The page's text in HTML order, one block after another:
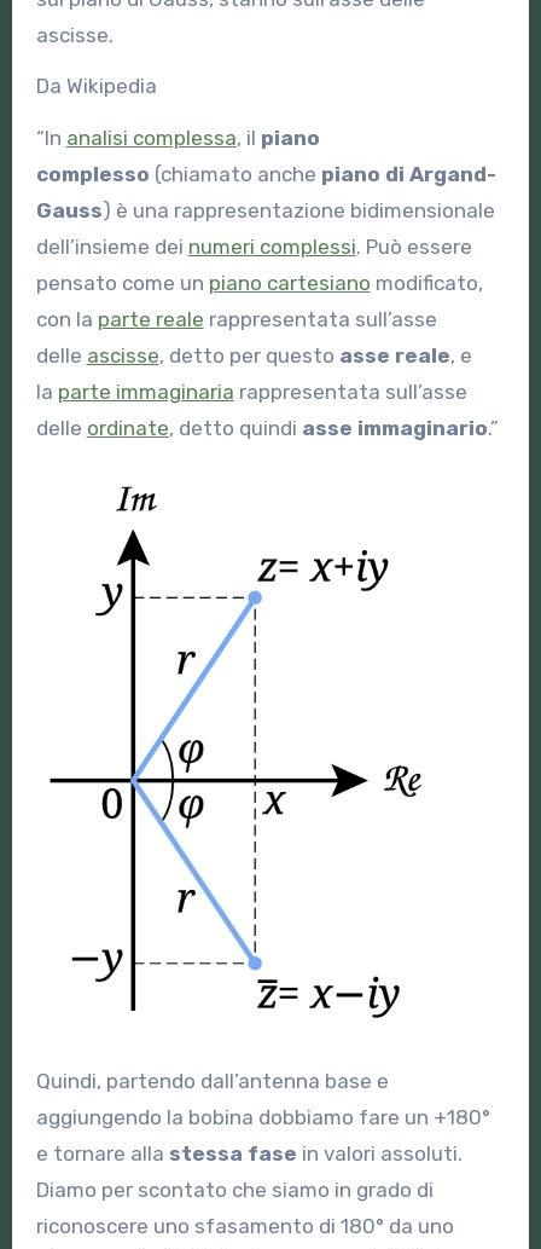
ascisse.
Da Wikipedia
“In analisi complessa, il piano
complesso (chiamato anche piano di Argand-
Gauss) è una rappresentazione bidimensionale
dell’insieme dei numeri complessi. Può essere
pensato come un piano cartesiano modificato,
con la parte reale rappresentata sull’asse
delle ascisse, detto per questo asse reale, e
la parte immaginaria rappresentata sull’asse
delle ordinate, detto quindi asse immaginario.”
Quindi, partendo dall’antenna base e
aggiungendo la bobina dobbiamo fare un +180°
e tornare alla stessa fase in valori assoluti.
Diamo per scontato che siamo in grado di
riconoscere uno sfasamento di 180° da uno